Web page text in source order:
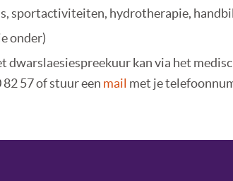
sportactiviteiten, hydrotherapie,
onder)
dwarslaesiespreekuur kan via het
57 of stuur een mail met je